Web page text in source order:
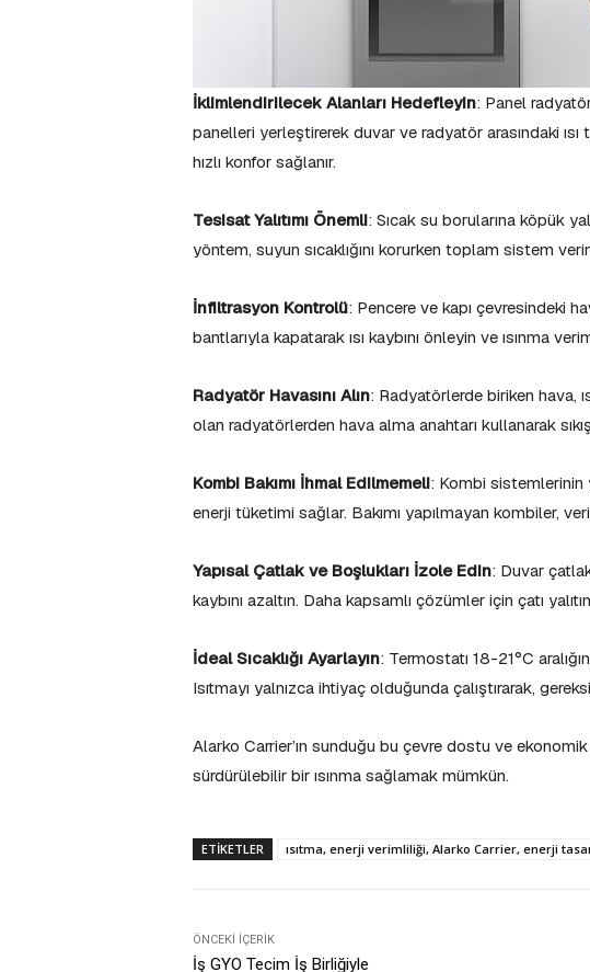
İklimlendirilecek Alanları Hedefleyin: Panel
panelleri yerleştirerek duvar ve radyatör arasındaki
hızlı konfor sağlanır.
Tesisat Yalıtımı Önemli: Sıcak su borularına köpük
yöntem, suyun sıcaklığını korurken toplam sistem
İnfiltrasyon Kontrolü: Pencere ve kapı çevresindeki
bantlarıyla kapatarak ısı kaybını önleyin ve ısınma
Radyatör Havasını Alın: Radyatörlerde biriken hava,
olan radyatörlerden hava alma anahtarı kullanarak
Kombi Bakımı İhmal Edilmemeli: Kombi sistemlerinin
enerji tüketimi sağlar. Bakımı yapılmayan kombiler,
Yapısal Çatlak ve Boşlukları İzole Edin: Duvar
kaybını azaltın. Daha kapsamlı çözümler için çatı
İdeal Sıcaklığı Ayarlayın: Termostatı 18-21°C
Isıtmayı yalnızca ihtiyaç olduğunda çalıştırarak,
Alarko Carrier’ın sunduğu bu çevre dostu ve
sürdürülebilir bir ısınma sağlamak mümkün.
ETIKETLER ısıtma, enerji verimliliği, Alarko Carrier, enerji
ÖNCEKI İÇERIK
İş GYO Tecim İş Birliğiyle